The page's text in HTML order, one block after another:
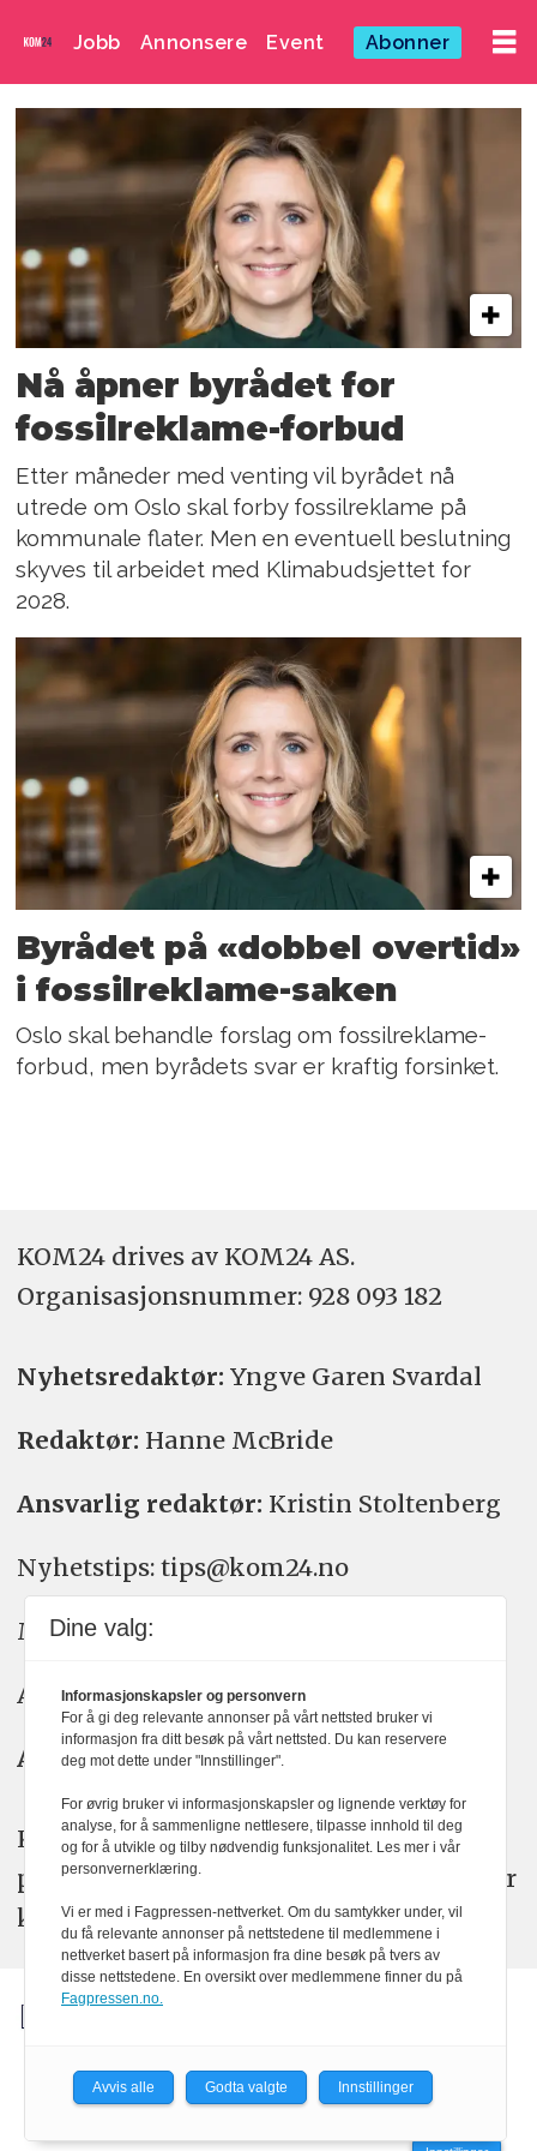
Jobb Annonsere Event Abonner
Emne:
marit
kristine
vea
Nå åpner byrådet for
fossilreklame-forbud
Etter måneder med venting vil byrådet nå
utrede om Oslo skal forby fossilreklame på
kommunale flater. Men en eventuell beslutning
skyves til arbeidet med Klimabudsjettet for
2028.
Byrådet på «dobbel overtid»
i fossilreklame-saken
Oslo skal behandle forslag om fossilreklame-
forbud, men byrådets svar er kraftig forsinket.
KOM24 drives av KOM24 AS.
Organisasjons­nummer: 928 093 182
Nyhetsredaktør: Yngve Garen Svardal
Redaktør: Hanne McBride
Ansvarlig redaktør: Kristin Stoltenberg
Nyhetstips: tips@kom24.no
Meninger: meninger@kom24.no
Annonse: annonse@watchmedia.no
Abonnement:kom24@watchmedia.no
KOM24 arbeider etter Vær Varsom-
plakatens regler for god presseskikk. Her
kan du lese mer omPFUsarbeid.
Dine valg:
Informasjonskapsler og personvern
For å gi deg relevante annonser på vårt nettsted bruker vi
informasjon fra ditt besøk på vårt nettsted. Du kan reservere
deg mot dette under "Innstillinger".
For øvrig bruker vi informasjonskapsler og lignende verktøy for
analyse, for å sammenligne nettlesere, tilpasse innhold til deg
og for å utvikle og tilby nødvendig funksjonalitet. Les mer i vår
personvernerklæring.
Vi er med i Fagpressen-nettverket. Om du samtykker under, vil
du få relevante annonser på nettstedene til medlemmene i
nettverket basert på informasjon fra dine besøk på tvers av
disse nettstedene. En oversikt over medlemmene finner du på
Fagpressen.no.
Avvis alle Godta valgte Innstillinger